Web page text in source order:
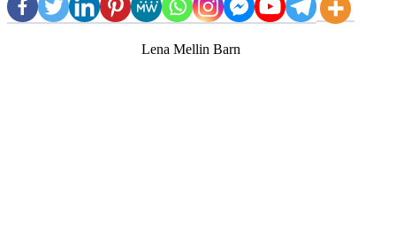
Lena Mellin Barn